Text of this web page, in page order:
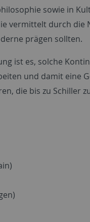
sowie in
vermittelt durch die
prägen sollten.
ist es, solche
und damit eine
die bis zu Schiller